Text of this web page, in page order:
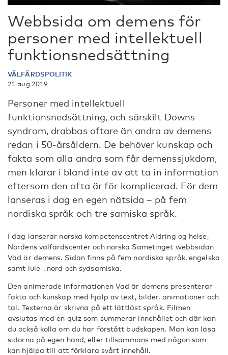
Webbsida om demens för
personer med intellektuell
funktionsnedsättning
VÄLFÄRDSPOLITIK
21 aug 2019
Personer med intellektuell
funktionsnedsättning, och särskilt Downs
syndrom, drabbas oftare än andra av demens
redan i 50-årsåldern. De behöver kunskap och
fakta som alla andra som får demenssjukdom,
men klarar i bland inte av att ta in information
eftersom den ofta är för komplicerad. För dem
lanseras i dag en egen nätsida – på fem
nordiska språk och tre samiska språk.
I dag lanserar norska kompetenscentret Aldring og helse,
Nordens välfärdscenter och norska Sametinget webbsidan
Vad är demens. Sidan finns på fem nordiska språk, engelska
samt lule-, nord och sydsamiska.
Den animerade informationen Vad är demens presenterar
fakta och kunskap med hjälp av text, bilder, animationer och
tal. Texterna är skrivna på ett lättläst språk. Filmen
avslutas med en quiz som summerar innehållet och där kan
du också kolla om du har förstått budskapen. Man kan läsa
sidorna på egen hand, eller tillsammans med någon som
kan hjälpa till att förklara svårt innehåll.